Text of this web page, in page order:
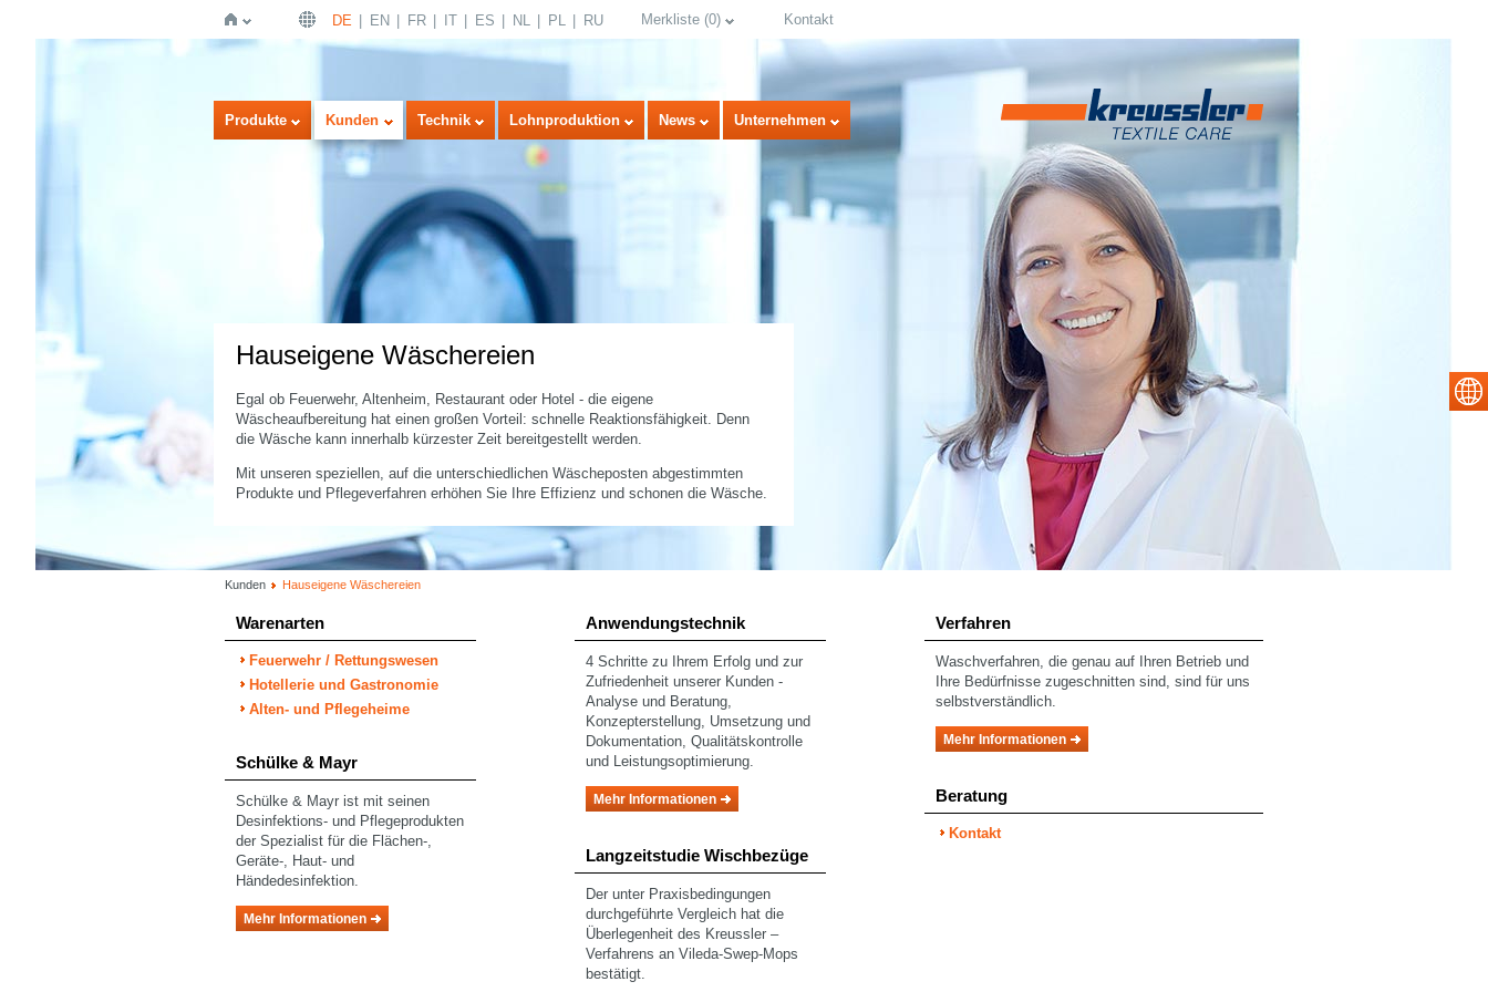
Startseite
DE EN FR IT ES NL PL RU Merkliste (0) Kontakt
Produkte Kunden Technik Lohnproduktion News Unternehmen
Hauseigene Wäschereien
Egal ob Feuerwehr, Altenheim, Restaurant oder Hotel - die eigene
Wäscheaufbereitung hat einen großen Vorteil: schnelle Reaktionsfähigkeit. Denn
die Wäsche kann innerhalb kürzester Zeit bereitgestellt werden.
Mit unseren speziellen, auf die unterschiedlichen Wäscheposten abgestimmten
Produkte und Pflegeverfahren erhöhen Sie Ihre Effizienz und schonen die Wäsche.
Kunden Hauseigene Wäschereien
Warenarten
Feuerwehr / Rettungswesen
Hotellerie und Gastronomie
Alten- und Pflegeheime
Schülke & Mayr
Schülke & Mayr ist mit seinen
Desinfektions- und Pflegeprodukten
der Spezialist für die Flächen-,
Geräte-, Haut- und
Händedesinfektion.
Mehr Informationen
Anwendungstechnik
4 Schritte zu Ihrem Erfolg und zur
Zufriedenheit unserer Kunden -
Analyse und Beratung,
Konzepterstellung, Umsetzung und
Dokumentation, Qualitätskontrolle
und Leistungsoptimierung.
Mehr Informationen
Langzeitstudie Wischbezüge
Der unter Praxisbedingungen
durchgeführte Vergleich hat die
Überlegenheit des Kreussler –
Verfahrens an Vileda-Swep-Mops
bestätigt.
Verfahren
Waschverfahren, die genau auf Ihren Betrieb und
Ihre Bedürfnisse zugeschnitten sind, sind für uns
selbstverständlich.
Mehr Informationen
Beratung
Kontakt